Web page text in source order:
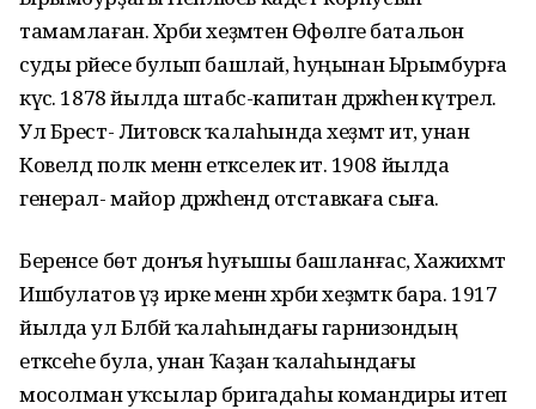
тамамлаған. Хәрби хеҙмәтен Өфөләге батальон
суды рәйесе булып башлай, һуңынан Ырымбурға
күсә. 1878 йылда штабс-капитан дәрәжәһенә күтәрелә.
Ул Брест- Литовск ҡалаһында хеҙмәт итә, унан
Ковелдә полк менән етәкселек итә. 1908 йылда
генерал- майор дәрәжәһендә отставкаға сыға.
Беренсе бөтә донъя һуғышы башланғас, Хажиәхмәт
Ишбулатов үҙ ирке менән хәрби хеҙмәткә бара. 1917
йылда ул Бәләбәй ҡалаһындағы гарнизондың
етәксеһе була, унан Ҡаҙан ҡалаһындағы
мосолман уҡсылар бригадаһы командиры итеп